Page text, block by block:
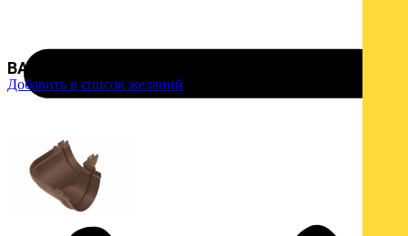
ВАС МОЖЕТ ЗАИНТЕРЕСОВАТЬ :
Добавить в список желаний